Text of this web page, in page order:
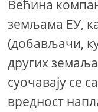
Већина
земљама ЕУ,
(добављачи,
других
суочавају се
вредност